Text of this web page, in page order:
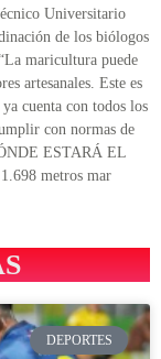
Universitario
de los biólogos
maricultura puede
artesanales. Este es
cuenta con todos los
con normas de
ESTARÁ EL
metros mar
DEPORTES